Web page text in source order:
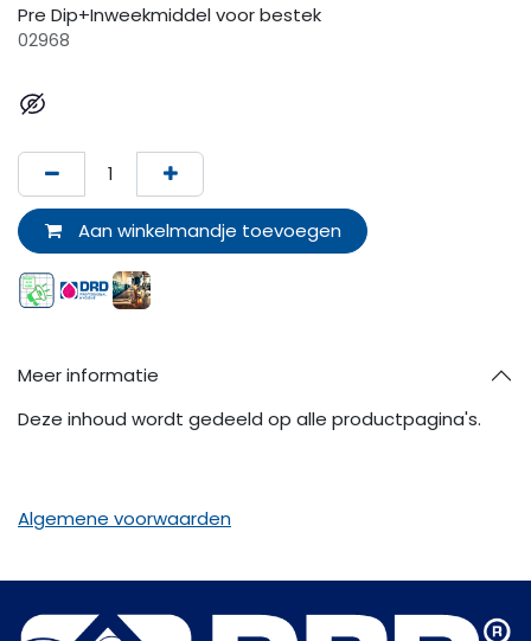
Pre Dip+Inweekmiddel voor bestek
02968
Aan winkelmandje toevoegen
Meer informatie
Deze inhoud wordt gedeeld op alle productpagina's.
Algemene voorwaarden